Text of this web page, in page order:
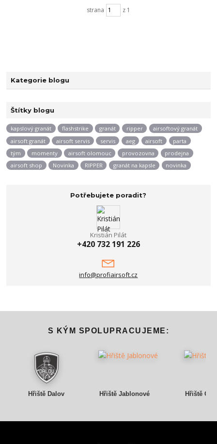
Kategorie blogu
Štítky blogu
kapslový granát flashstrike granát ripper
airsoftový granát
airsoft granát
airsoft servis servis aeg airsoft
parta
tým
momenty airsoft olomouc provozovna
prodejna
airsoft shop
Novinka RIPPER granát na kapsle novinka
Potřebujete poradit?
Kristián Pilát
+420 732 191 226
info@profiairsoft.cz
strana z 1
S KÝM SPOLUPRACUJEME:
Hřiště Dalov Hřiště Jablonové Hřiště